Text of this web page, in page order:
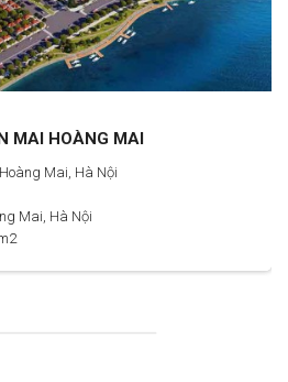
MAI HOÀNG MAI
Mai, Hà Nội
Mai, Hà Nội